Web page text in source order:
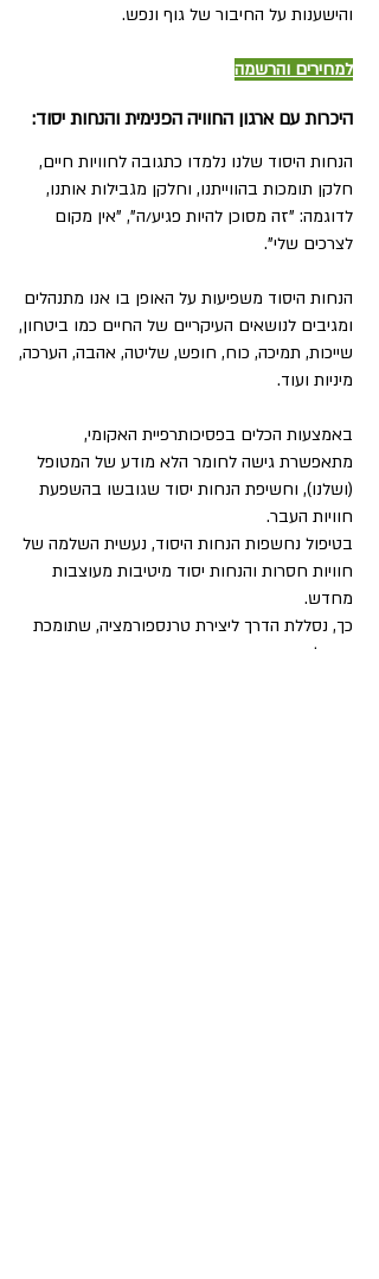
והישענות על החיבור של גוף ונפש.
למחירים והרשמה
היכרות עם ארגון החוויה הפנימית והנחות יסוד:
הנחות היסוד שלנו נלמדו כתגובה לחוויות חיים,
חלקן תומכות בהווייתנו, וחלקן מגבילות אותנו,
לדוגמה: "זה מסוכן להיות פגיע/ה", "אין מקום
לצרכים שלי".
הנחות היסוד משפיעות על האופן בו אנו מתנהלים
ומגיבים לנושאים העיקריים של החיים כמו ביטחון,
שייכות, תמיכה, כוח, חופש, שליטה, אהבה, הערכה,
מיניות ועוד.
באמצעות הכלים בפסיכותרפיית האקומי,
מתאפשרת גישה לחומר הלא מודע של המטופל
(ושלנו), וחשיפת הנחות יסוד שגובשו בהשפעת
חוויות העבר.
בטיפול נחשפות הנחות היסוד, נעשית השלמה של
חוויות חסרות והנחות יסוד מיטיבות מעוצבות
מחדש.
כך, נסללת הדרך ליצירת טרנספורמציה, שתומכת
בגדילה ובהתפתחות.